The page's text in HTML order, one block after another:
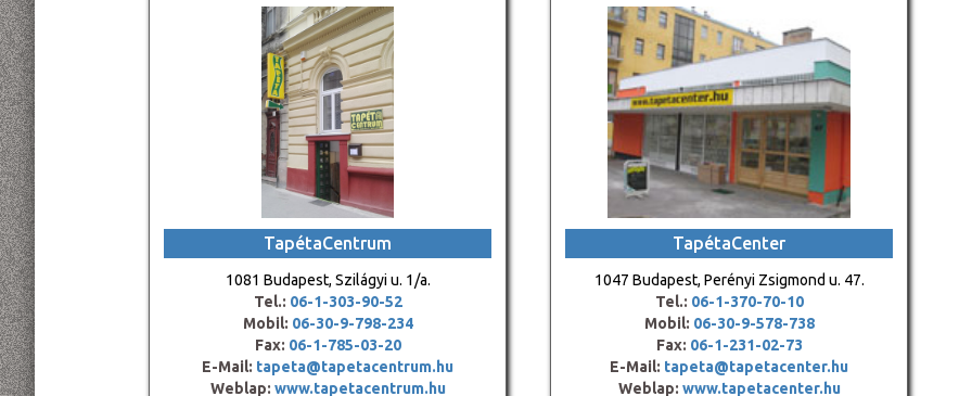
TapétaCentrum
1081 Budapest, Szilágyi u. 1/a.
Tel.: 06-1-303-90-52
Mobil: 06-30-9-798-234
Fax: 06-1-785-03-20
E-Mail: tapeta@tapetacentrum.hu
Weblap: www.tapetacentrum.hu
TapétaCenter
1047 Budapest, Perényi Zsigmond u. 47.
Tel.: 06-1-370-70-10
Mobil: 06-30-9-578-738
Fax: 06-1-231-02-73
E-Mail: tapeta@tapetacenter.hu
Weblap: www.tapetacenter.hu